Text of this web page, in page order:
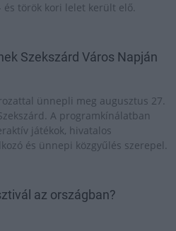
török kori lelet került elő.
Szekszárd Város Napján
ünnepli meg augusztus 27.
A programkínálatban
játékok, hivatalos
és ünnepi közgyűlés szerepel.
az országban?